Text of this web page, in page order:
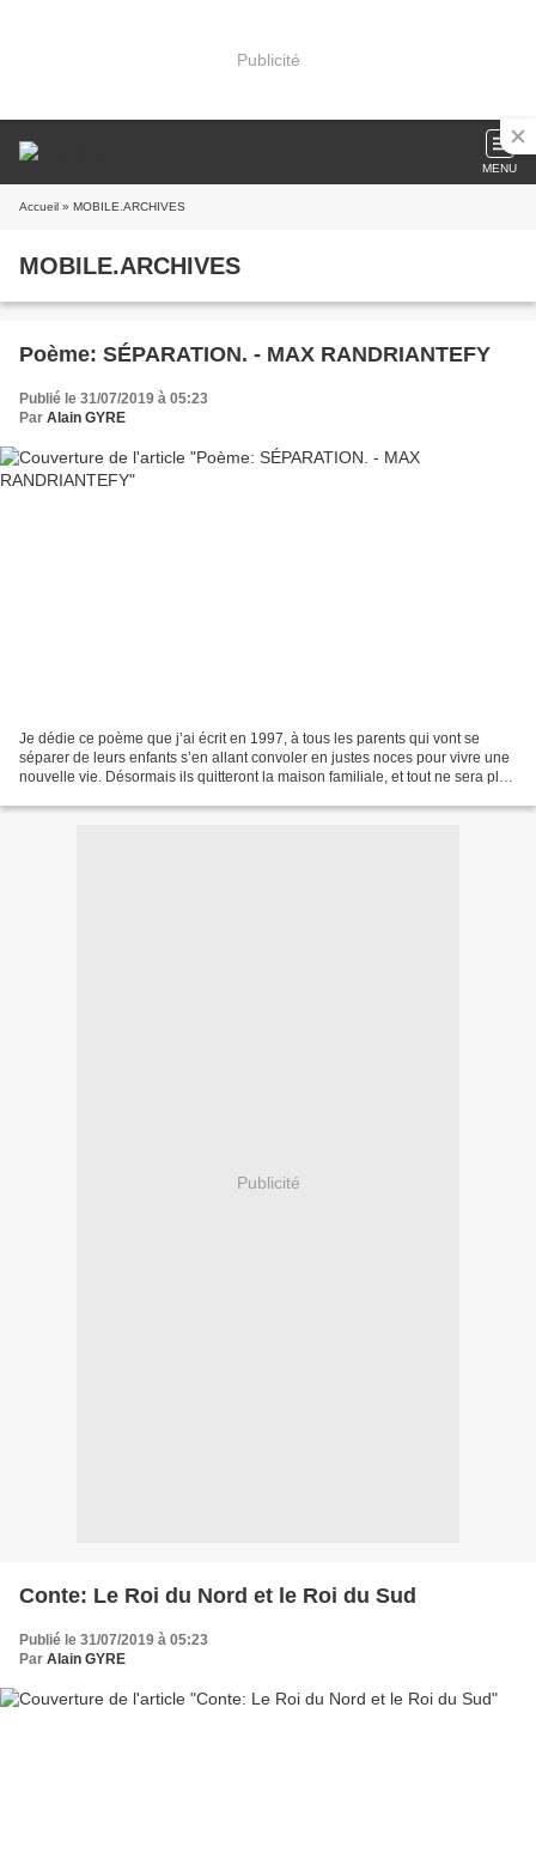
Publicité
MENU
Accueil » MOBILE.ARCHIVES
MOBILE.ARCHIVES
Poème: SÉPARATION. - MAX RANDRIANTEFY
Publié le 31/07/2019 à 05:23
Par Alain GYRE
Je dédie ce poème que j’ai écrit en 1997, à tous les parents qui vont se
séparer de leurs enfants s’en allant convoler en justes noces pour vivre une
nouvelle vie. Désormais ils quitteront la maison familiale, et tout ne sera plus
Publicité
Conte: Le Roi du Nord et le Roi du Sud
Publié le 31/07/2019 à 05:23
Par Alain GYRE